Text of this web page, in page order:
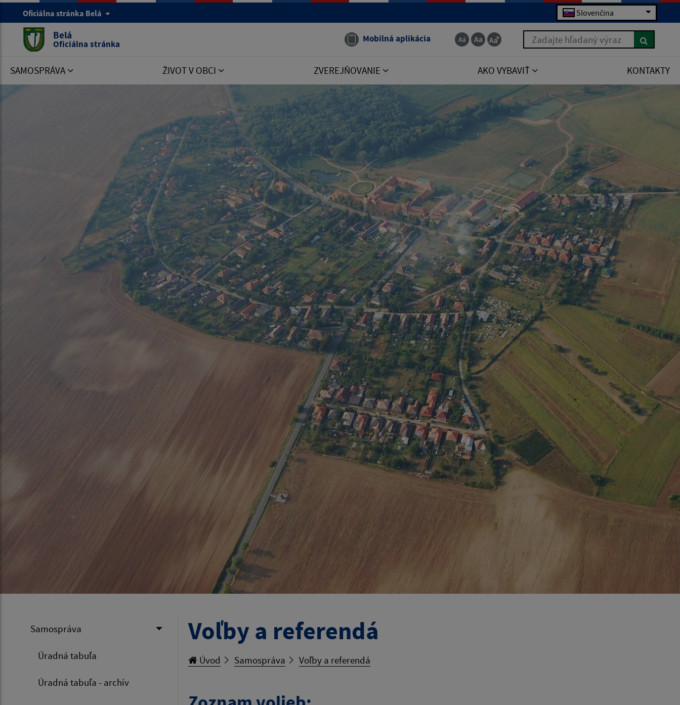
Oficiálna stránka Belá Slovenčina
Belá
Oficiálna stránka Mobilná aplikácia Zadajte hľadaný výraz
SAMOSPRÁVA ŽIVOT V OBCI ZVEREJŇOVANIE AKO VYBAVIŤ KONTAKTY
Samospráva
Úradná tabuľa
Úradná tabuľa - archív
Voľby a referendá
Úvod Samospráva Voľby a referendá